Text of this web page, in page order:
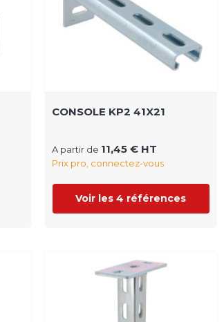
CONSOLE KP2 41X21
A partir de 11,45 € HT
Prix pro, connectez-vous
Voir les 4 références